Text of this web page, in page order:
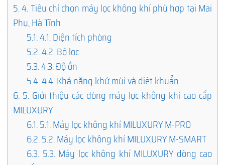
5.4. Tiêu chí chọn máy lọc không khí phù hợp tại Mai
Phụ, Hà Tĩnh
5.1.4.1. Diện tích phòng
5.2.4.2. Bộ lọc
5.3.4.3. Độ ồn
5.4.4.4. Khả năng khử mùi và diệt khuẩn
6. 5. Giới thiệu các dòng máy lọc không khí cao cấp
MILUXURY
6.1.5.1. Máy lọc không khí MILUXURY M-PRO
6.2.5.2. Máy lọc không khí MILUXURY M-SMART
6.3. 5.3. Máy lọc không khí MILUXURY dòng cao